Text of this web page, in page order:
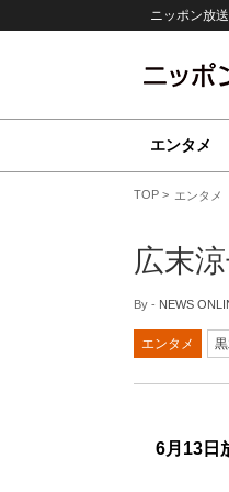
ニッポン放送
エンタメ
TOP エンタメ
広末
By - NEWS
エンタメ
6月13